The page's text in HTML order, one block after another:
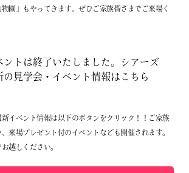
園」もやってきます。ぜひご家族皆さまでご来場く
ントは終了いたしました。シアーズ
の見学会・イベント情報はこちら
新イベント情報は以下のボタンをクリック！！ご家族
来場プレゼント付のイベントなども開催されます。
越しください。